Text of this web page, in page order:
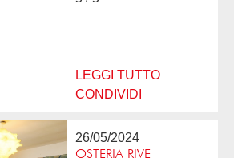
piatti della tradizione...
LEGGI TUTTO
CONDIVIDI
26/05/2024
OSTERIA RIVE